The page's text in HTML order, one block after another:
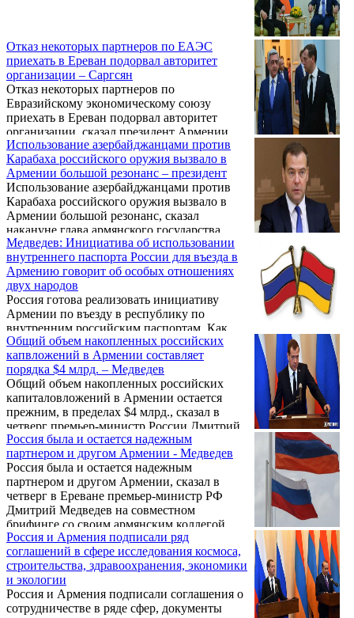
Отказ некоторых партнеров по ЕАЭС
приехать в Ереван подорвал авторитет
организации – Саргсян
Отказ некоторых партнеров по
Евразийскому экономическому союзу
приехать в Ереван подорвал авторитет
организации, сказал президент Армении
Серж Саргсян на встрече с премьер-
министром РФ Дмитрием Медведевым.
Использование азербайджанцами против
Карабаха российского оружия вызвало в
Армении большой резонанс – президент
Использование азербайджанцами против
Карабаха российского оружия вызвало в
Армении большой резонанс, сказал
накануне глава армянского государства
Серж Саргсян на встрече с премьер-
министром РФ Дмитрием Медведевым.
Медведев: Инициатива об использовании
внутреннего паспорта России для въезда в
Армению говорит об особых отношениях
двух народов
Россия готова реализовать инициативу
Армении по въезду в республику по
внутренним российским паспортам. Как
передает РИА Новости, об этом сообщил
сегодня премьер-министр РФ Дмитрий
Медведев по итогам переговоров с главой
правительства Армении Овиком
Абрамяном в Ереване.
Общий объем накопленных российских
капвложений в Армении составляет
порядка $4 млрд. – Медведев
Общий объем накопленных российских
капиталовложений в Армении остается
прежним, в пределах $4 млрд., сказал в
четверг премьер-министр России Дмитрий
Медведев на совместном брифинге с
премьер-министром Армении Овиком
Абрамяном.
Россия была и остается надежным
партнером и другом Армении - Медведев
Россия была и остается надежным
партнером и другом Армении, сказал в
четверг в Ереване премьер-министр РФ
Дмитрий Медведев на совместном
брифинге со своим армянским коллегой
Овиком Абрамяном. По его словам, две
страны объединяют не только торгово-
экономическое сотрудничество, но и
культурные, исторические отношения,
гуманитарные связи.
Россия и Армения подписали ряд
соглашений в сфере исследования космоса,
строительства, здравоохранения, экономики
и экологии
Россия и Армения подписали соглашения о
сотрудничестве в ряде сфер, документы